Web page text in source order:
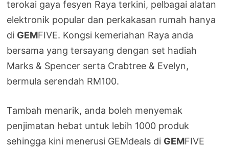
terokai gaya fesyen Raya terkini, pelbagai alatan
elektronik popular dan perkakasan rumah hanya
di GEMFIVE. Kongsi kemeriahan Raya anda
bersama yang tersayang dengan set hadiah
Marks & Spencer serta Crabtree & Evelyn,
bermula serendah RM100.
Tambah menarik, anda boleh menyemak
penjimatan hebat untuk lebih 1000 produk
sehingga kini menerusi GEMdeals di GEMFIVE